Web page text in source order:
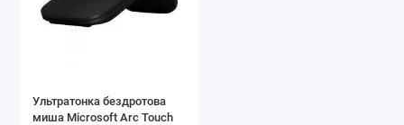
Ультратонка бездротова
миша Microsoft Arc Touch